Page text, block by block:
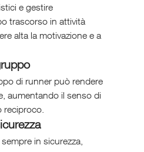
e gestire
trascorso in attività
alta la motivazione e a
di runner può rendere
aumentando il senso di
reciproco.
in sicurezza,